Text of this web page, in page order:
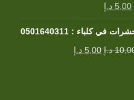
5,00 د.إ
كلباء : 0501640311
د.إ 5,00 د.إ